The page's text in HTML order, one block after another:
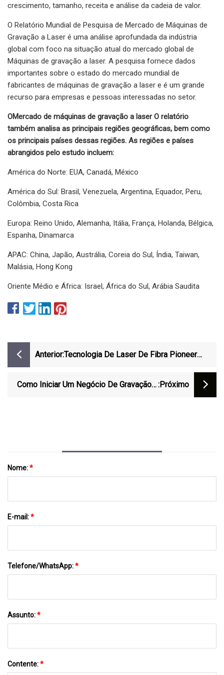
crescimento, tamanho, receita e análise da cadeia de valor.
O Relatório Mundial de Pesquisa de Mercado de Máquinas de
Gravação a Laser é uma análise aprofundada da indústria
global com foco na situação atual do mercado global de
Máquinas de gravação a laser. A pesquisa fornece dados
importantes sobre o estado do mercado mundial de
fabricantes de máquinas de gravação a laser e é um grande
recurso para empresas e pessoas interessadas no setor.
OMercado de máquinas de gravação a laserO relatório
também analisa as principais regiões geográficas, bem como
os principais países dessas regiões. As regiões e países
abrangidos pelo estudo incluem:
América do Norte: EUA, Canadá, México
América do Sul: Brasil, Venezuela, Argentina, Equador, Peru,
Colômbia, Costa Rica
Europa: Reino Unido, Alemanha, Itália, França, Holanda, Bélgica,
Espanha, Dinamarca
APAC: China, Japão, Austrália, Coreia do Sul, Índia, Taiwan,
Malásia, Hong Kong
Oriente Médio e África: Israel, África do Sul, Arábia Saudita
Anterior:Tecnologia De Laser De Fibra Pioneer
Aniversário Com Lançamento De Série
Como Iniciar Um Negócio De Gravação E:próximo
Nome:*
E-mail:*
Telefone/WhatsApp:*
Assunto:*
Contente:*